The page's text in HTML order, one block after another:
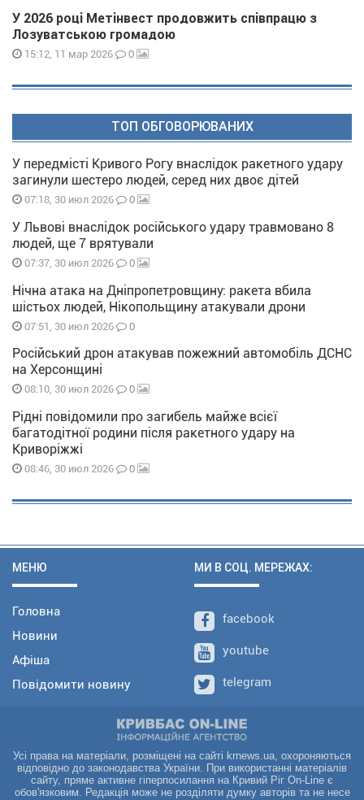
У 2026 році Метінвест продовжить співпрацю з
Лозуватською громадою
15:12, 11 мар 2026 0
ТОП ОБГОВОРЮВАНИХ
У передмісті Кривого Рогу внаслідок ракетного удару
загинули шестеро людей, серед них двоє дітей
07:18, 30 июл 2026 0
У Львові внаслідок російського удару травмовано 8
людей, ще 7 врятували
07:37, 30 июл 2026 0
Нічна атака на Дніпропетровщину: ракета вбила
шістьох людей, Нікопольщину атакували дрони
07:51, 30 июл 2026 0
Російський дрон атакував пожежний автомобіль ДСНС
на Херсонщині
08:10, 30 июл 2026 0
Рідні повідомили про загибель майже всієї
багатодітної родини після ракетного удару на
Криворіжжі
08:46, 30 июл 2026 0
МЕНЮ
Головна
Новини
Афіша
Повідомити новину
МИ В СОЦ. МЕРЕЖАХ:
facebook
youtube
telegram
Усі права на матеріали, розміщені на сайті krnews.ua, охороняються
відповідно до законодавства України. При використанні матеріалів
сайту, пряме активне гіперпосилання на Кривий Ріг On-Line є
обов'язковим. Редакція може не розділяти думку авторів та не несе